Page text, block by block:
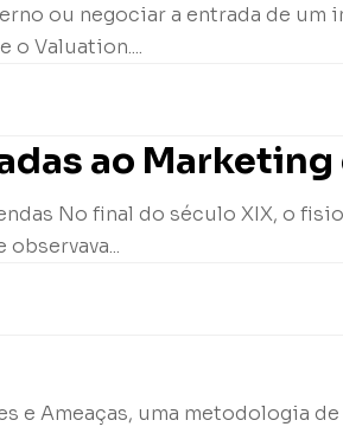
ou negociar a entrada de um
o Valuation....
ao Marketing
No final do século XIX, o
e Ameaças, uma metodologia